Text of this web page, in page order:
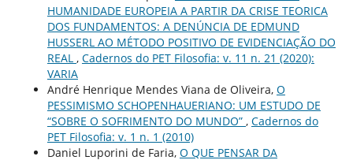
HUMANIDADE EUROPEIA A PARTIR DA CRISE TEORICA
DOS FUNDAMENTOS: A DENÚNCIA DE EDMUND
HUSSERL AO MÉTODO POSITIVO DE EVIDENCIAÇÃO DO
REAL , Cadernos do PET Filosofia: v. 11 n. 21 (2020):
VARIA
André Henrique Mendes Viana de Oliveira, O
PESSIMISMO SCHOPENHAUERIANO: UM ESTUDO DE
“SOBRE O SOFRIMENTO DO MUNDO” , Cadernos do
PET Filosofia: v. 1 n. 1 (2010)
Daniel Luporini de Faria, O QUE PENSAR DA